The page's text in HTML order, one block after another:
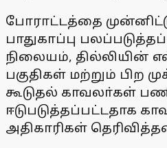
போராட்டத்தை
பாதுகாப்பு
நிலையம், தில்லியின்
பகுதிகள் மற்றும் பிற
கூடுதல் காவலா்கள்
ஈடுபடுத்தப்பட்டதாக
அதிகாரிகள்